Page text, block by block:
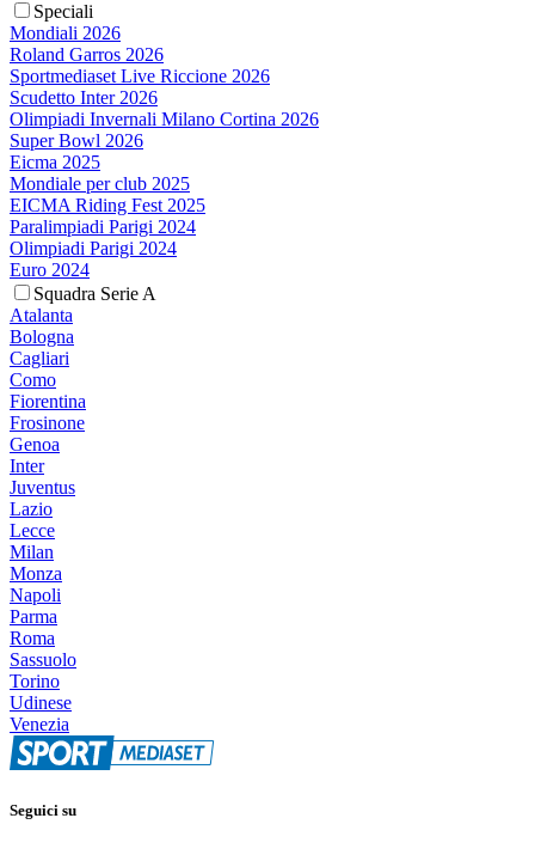
Speciali
Mondiali 2026
Roland Garros 2026
Sportmediaset Live Riccione 2026
Scudetto Inter 2026
Olimpiadi Invernali Milano Cortina 2026
Super Bowl 2026
Eicma 2025
Mondiale per club 2025
EICMA Riding Fest 2025
Paralimpiadi Parigi 2024
Olimpiadi Parigi 2024
Euro 2024
Squadra Serie A
Atalanta
Bologna
Cagliari
Como
Fiorentina
Frosinone
Genoa
Inter
Juventus
Lazio
Lecce
Milan
Monza
Napoli
Parma
Roma
Sassuolo
Torino
Udinese
Venezia
Seguici su